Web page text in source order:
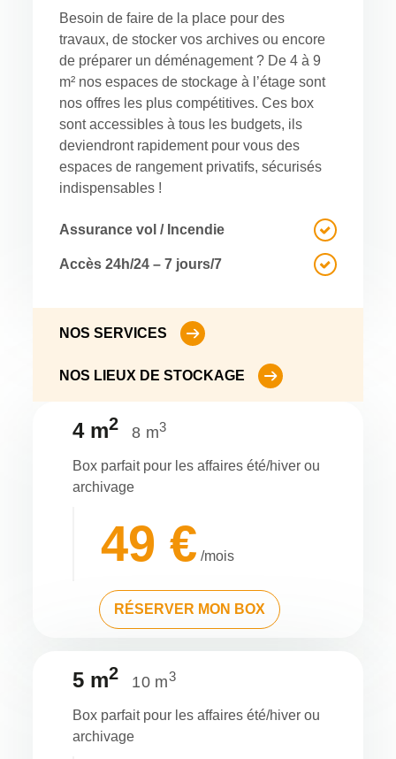
Besoin de faire de la place pour des
travaux, de stocker vos archives ou encore
de préparer un déménagement ? De 4 à 9
m² nos espaces de stockage à l’étage sont
nos offres les plus compétitives. Ces box
sont accessibles à tous les budgets, ils
deviendront rapidement pour vous des
espaces de rangement privatifs, sécurisés
indispensables !
Assurance vol / Incendie
Accès 24h/24 – 7 jours/7
NOS SERVICES
NOS LIEUX DE STOCKAGE
4 m2 8 m3
Box parfait pour les affaires été/hiver ou
archivage
49 € /mois
RÉSERVER MON BOX
5 m2 10 m3
Box parfait pour les affaires été/hiver ou
archivage